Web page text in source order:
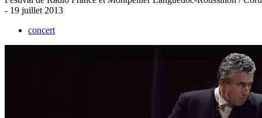
- 19 juillet 2013
concert